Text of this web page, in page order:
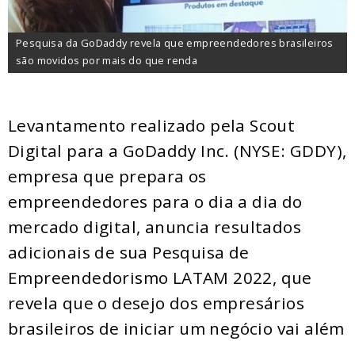
Pesquisa da GoDaddy revela que empreendedores brasileiros
são movidos por mais do que renda
Levantamento realizado pela Scout
Digital para a GoDaddy Inc. (NYSE: GDDY),
empresa que prepara os
empreendedores para o dia a dia do
mercado digital, anuncia resultados
adicionais de sua Pesquisa de
Empreendedorismo LATAM 2022, que
revela que o desejo dos empresários
brasileiros de iniciar um negócio vai além